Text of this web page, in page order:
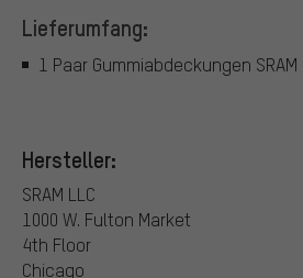
Lieferumfang:
1 Paar Gummiabdeckungen SRAM
Hersteller:
SRAM LLC
1000 W. Fulton Market
4th Floor
Chicago